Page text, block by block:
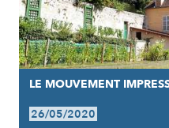
LE MOUVEMENT
26/05/2020